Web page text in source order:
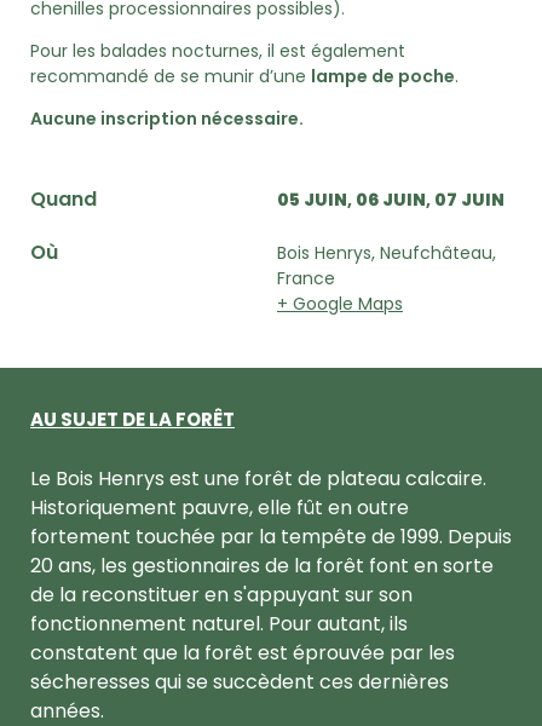
chenilles processionnaires possibles).
Pour les balades nocturnes, il est également
recommandé de se munir d’une lampe de poche.
Aucune inscription nécessaire.
Quand 05 JUIN 06 JUIN 07 JUIN
Où
Bois Henrys, Neufchâteau,
France
+ Google Maps
AU SUJET DE LA FORÊT
Le Bois Henrys est une forêt de plateau calcaire.
Historiquement pauvre, elle fût en outre
fortement touchée par la tempête de 1999. Depuis
20 ans, les gestionnaires de la forêt font en sorte
de la reconstituer en s'appuyant sur son
fonctionnement naturel. Pour autant, ils
constatent que la forêt est éprouvée par les
sécheresses qui se succèdent ces dernières
années.